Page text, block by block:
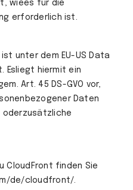
wiees für die
erforderlich ist.
ist unter dem EU-US Data
Esliegt hiermit ein
Art. 45 DS-GVO vor,
Daten
oderzusätzliche
CloudFront finden Sie
de/cloudfront/.